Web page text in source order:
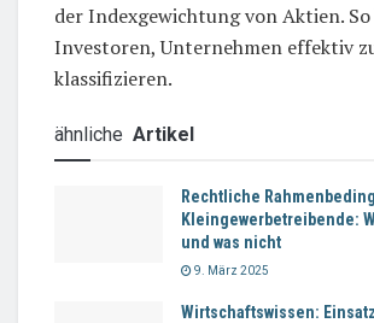
der Indexgewichtung von Aktien.
Investoren, Unternehmen effektiv
klassifizieren.
ähnliche Artikel
Rechtliche
Kleingewerbetreibende:
und was nicht
9. März 2025
Wirtschaftswissen: